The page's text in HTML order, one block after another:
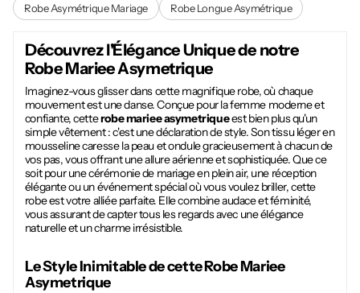
Robe Asymétrique Mariage
Robe Longue Asymétrique
Découvrez l'Élégance Unique de notre
Robe Mariee Asymetrique
Imaginez-vous glisser dans cette magnifique robe, où chaque
mouvement est une danse. Conçue pour la femme moderne et
confiante, cetterobe mariee asymetriqueest bien plus qu'un
simple vêtement : c'est une déclaration de style. Son tissu léger en
mousseline caresse la peau et ondule gracieusement à chacun de
vos pas, vous offrant une allure aérienne et sophistiquée. Que ce
soit pour une cérémonie de mariage en plein air, une réception
élégante ou un événement spécial où vous voulez briller, cette
robe est votre alliée parfaite. Elle combine audace et féminité,
vous assurant de capter tous les regards avec une élégance
naturelle et un charme irrésistible.
Le Style Inimitable de cetteRobe Mariee
Asymetrique